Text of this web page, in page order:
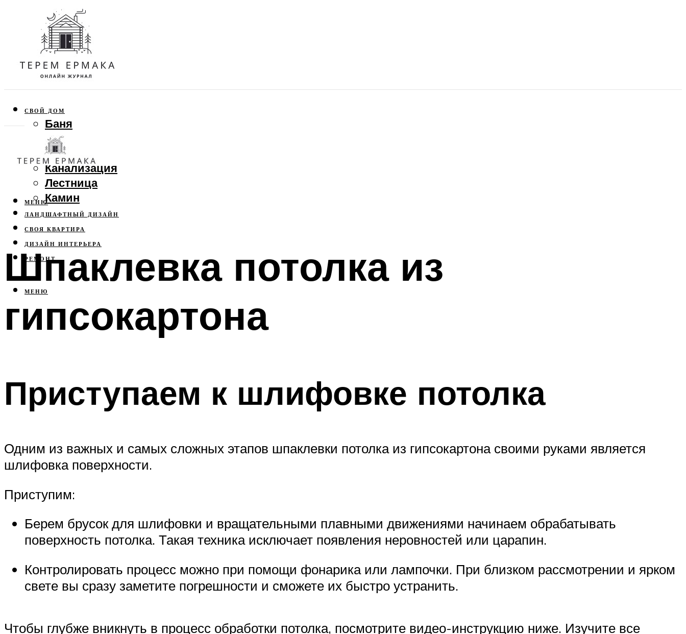
СВОЙ ДОМ
Баня
Веранда
Забор
Канализация
Лестница
Камин
ЛАНДШАФТНЫЙ ДИЗАЙН
СВОЯ КВАРТИРА
ДИЗАЙН ИНТЕРЬЕРА
РЕМОНТ
МЕНЮ
МЕНЮ
Шпаклевка потолка из
гипсокартона
Приступаем к шлифовке потолка
Одним из важных и самых сложных этапов шпаклевки потолка из гипсокартона своими руками является
шлифовка поверхности.
Приступим:
Берем брусок для шлифовки и вращательными плавными движениями начинаем обрабатывать
поверхность потолка. Такая техника исключает появления неровностей или царапин.
Контролировать процесс можно при помощи фонарика или лампочки. При близком рассмотрении и ярком
свете вы сразу заметите погрешности и сможете их быстро устранить.
Чтобы глубже вникнуть в процесс обработки потолка, посмотрите видео-инструкцию ниже. Изучите все